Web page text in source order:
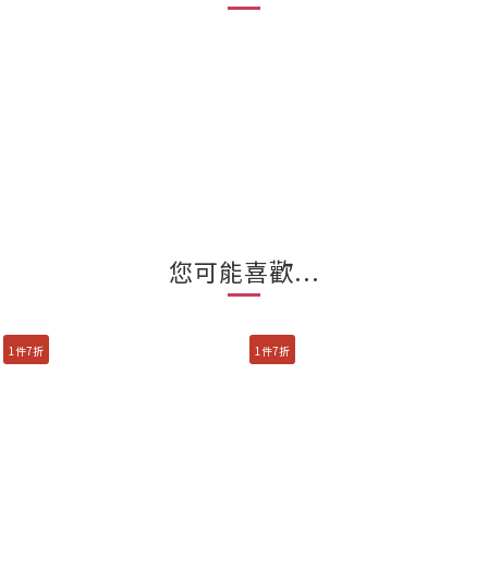
您可能喜歡...
1件7折 1件7折